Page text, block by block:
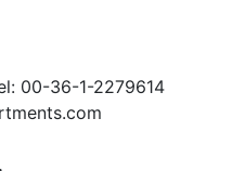
00-36-1-2279614